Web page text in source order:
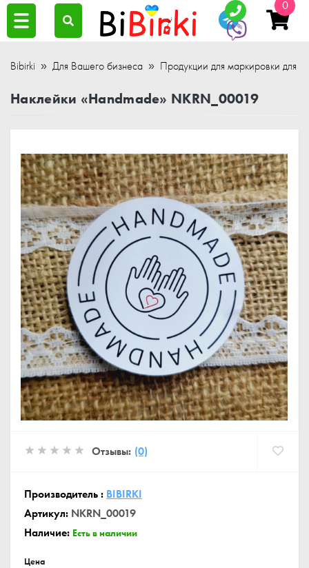
0
Bibirki Для Вашего бизнеса Продукции для маркировки для
Наклейки «Handmade» NKRN_00019
Отзывы: (0)
Производитель : BIBIRKI
Артикул: NKRN_00019
Наличие: Есть в наличии
Цена